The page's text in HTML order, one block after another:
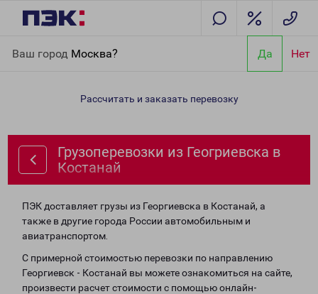
Ваш город Москва? Да Нет
Костанай
Рассчитать и заказать перевозку
Грузоперевозки из Геогриевска в
Костанай
ПЭК доставляет грузы из Георгиевска в Костанай, а
также в другие города России автомобильным и
авиатранспортом.
С примерной стоимостью перевозки по направлению
Георгиевск - Костанай вы можете ознакомиться на сайте,
произвести расчет стоимости с помощью онлайн-